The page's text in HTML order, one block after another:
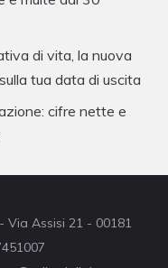
di vita, la nuova
tua data di uscita
cifre nette e
Assisi 21 - 00181